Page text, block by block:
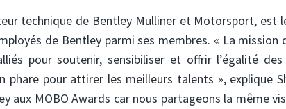
technique de Bentley Mulliner et Motorsport,
de Bentley parmi ses membres. « La
pour soutenir, sensibiliser et offrir l’égalité
phare pour attirer les meilleurs talents », explique
aux MOBO Awards car nous partageons la même